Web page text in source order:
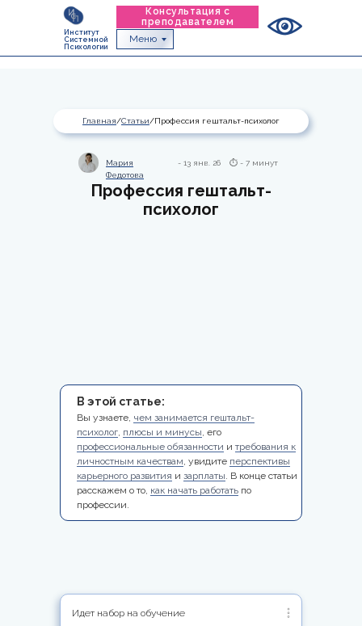
Институт
Системной
Психологии
Консультация с
преподавателем
Меню
Главная/Статьи/Профессия гештальт-психолог
Мария
Федотова
- 13 янв. 26 ⏱ - 7 минут
Профессия гештальт-
психолог
В этой статье:
Вы узнаете, чем занимается гештальт-
психолог, плюсы и минусы, его
профессиональные обязанности и требования к
личностным качествам, увидите перспективы
карьерного развития и зарплаты. В конце статьи
расскажем о то, как начать работать по
профессии.
Идет набор на обучение